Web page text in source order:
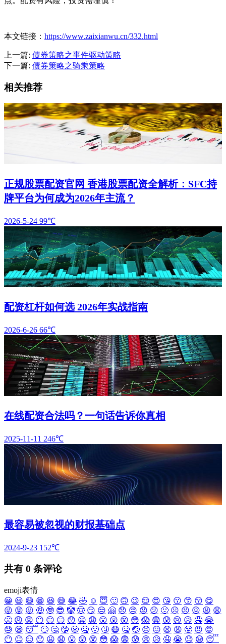
本文链接： https://www.zaixianwu.cn/332.html
上一篇: 债券策略之事件驱动策略
下一篇: 债券策略之骑乘策略
相关推荐
正规股票配资官网 香港股票配资全解析：SFC持
牌平台为何成为2026年主流？
2026-5-24 99℃
配资杠杆如何选 2026年实战指南
2026-6-26 66℃
在线配资合法吗？一句话告诉你真相
2025-11-11 246℃
最容易被忽视的财报基础点
2024-9-23 152℃
共有 0 条评论
emoji表情
😀 😃 😄 😁 😆 😅 😂 🤣 ☺️ 😇 🙂 🙃 😉 😌 😍 😘 😗 😙 😚 😋
😜 😝 😛 🤑 🤓 😎 🤡 🤠 😏 😒 🤗 😞 😔 😟 😕 🙁 ☹️ 😣 😖 😫 😩
😤 😠 😡 😶 😐 😑 😯 😦 😧 😮 😲 😵 😳 😱 😨 😰 😢 😥 🤤 😭
😓 😪 😴 🙄 🤔 🤥 😬 🤐 🤢 🤧 😷 🤒 🤕 😣 😖 😫 😩 😤 😠 😡
😶 😐 😑 😯 😦 😧 😮 😲 😵 😳 😱 😨 😰 😢 😥 🤤 😭 😓 😪 😴